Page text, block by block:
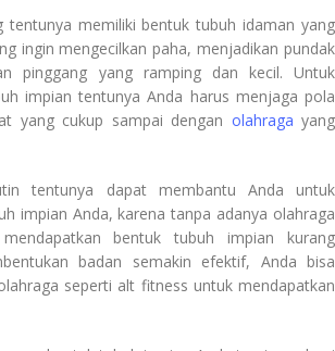
tentunya memiliki bentuk tubuh idaman yang
ingin mengecilkan paha, menjadikan pundak
pinggang yang ramping dan kecil. Untuk
impian tentunya Anda harus menjaga pola
yang cukup sampai dengan olahraga yang
tentunya dapat membantu Anda untuk
impian Anda, karena tanpa adanya olahraga
bentuk tubuh impian kurang
badan semakin efektif, Anda bisa
seperti alt fitness untuk mendapatkan